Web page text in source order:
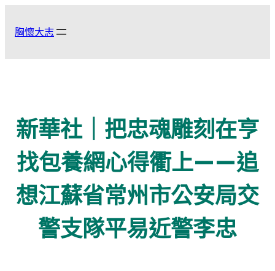
胸懷大志
新華社｜把忠魂雕刻在亨
找包養網心得衢上——追
想江蘇省常州市公安局交
警支隊平易近警李忠